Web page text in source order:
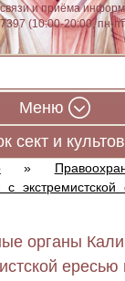
и приёма
(10:00-20:00, пн-
Меню
сект и культов
»
с
органы
ересью